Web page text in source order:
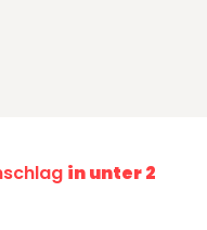
in unter 2